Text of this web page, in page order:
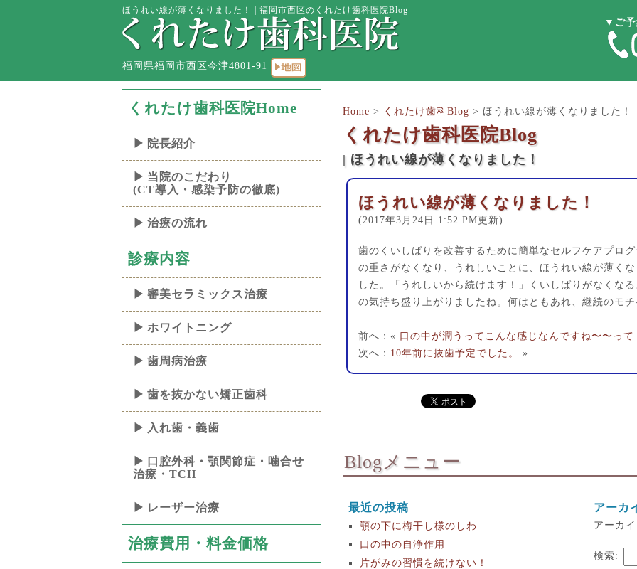
ほうれい線が薄くなりました！ | 福岡市西区のくれたけ歯科医院Blog
福岡県福岡市西区今津4801-91
▼ご予
くれたけ歯科医院Home
院長紹介
当院のこだわり
(CT導入・感染予防の徹底)
治療の流れ
診療内容
審美セラミックス治療
ホワイトニング
歯周病治療
歯を抜かない矯正歯科
入れ歯・義歯
口腔外科・顎関節症・噛合せ
治療・TCH
レーザー治療
治療費用・料金価格
Home > くれたけ歯科Blog > ほうれい線が薄くなりました！
くれたけ歯科医院Blog
| ほうれい線が薄くなりました！
ほうれい線が薄くなりました！
(2017年3月24日 1:52 PM更新)
歯のくいしばりを改善するために簡単なセルフケアプロ
の重さがなくなり、うれしいことに、ほうれい線が薄く
した。「うれしいから続けます！」くいしばりがなくな
の気持ち盛り上がりましたね。何はともあれ、継続のモ
前へ：« 口の中が潤うってこんな感じなんですね〜〜って
次へ： 10年前に抜歯予定でした。 »
Blogメニュー
最近の投稿
顎の下に梅干し様のしわ
口の中の自浄作用
片がみの習慣を続けない！
アーカ
アーカ
検索: